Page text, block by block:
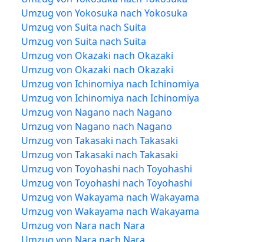
Umzug von Yokosuka nach Yokosuka
Umzug von Suita nach Suita
Umzug von Suita nach Suita
Umzug von Okazaki nach Okazaki
Umzug von Okazaki nach Okazaki
Umzug von Ichinomiya nach Ichinomiya
Umzug von Ichinomiya nach Ichinomiya
Umzug von Nagano nach Nagano
Umzug von Nagano nach Nagano
Umzug von Takasaki nach Takasaki
Umzug von Takasaki nach Takasaki
Umzug von Toyohashi nach Toyohashi
Umzug von Toyohashi nach Toyohashi
Umzug von Wakayama nach Wakayama
Umzug von Wakayama nach Wakayama
Umzug von Nara nach Nara